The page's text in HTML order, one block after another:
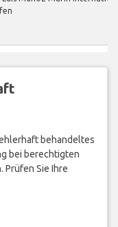
behandeltes
bei berechtigten
Prüfen Sie Ihre